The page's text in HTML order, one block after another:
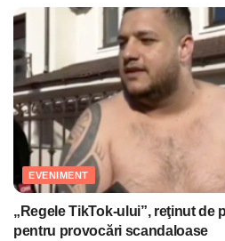
EVENIMENT
„Regele TikTok-ului”, reţinut de
pentru provocări scandaloase